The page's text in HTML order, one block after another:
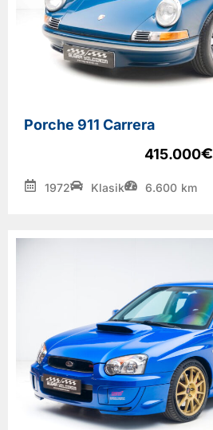
Porche 911 Carrera
415.000€
1972 Klasik 6.600 km